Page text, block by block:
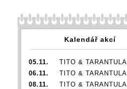
Kalendář akcí
05.11.
TITO & TARANTULA
06.11.
TITO & TARANTULA
08.11.
TITO & TARANTULA